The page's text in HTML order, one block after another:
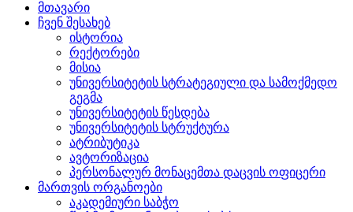
მთავარი
ჩვენ შესახებ
ისტორია
რექტორები
მისია
უნივერსიტეტის სტრატეგიული და სამოქმედო
გეგმა
უნივერსიტეტის წესდება
უნივერსიტეტის სტრუქტურა
ატრიბუტიკა
ავტორიზაცია
პერსონალურ მონაცემთა დაცვის ოფიცერი
მართვის ორგანოები
აკადემიური საბჭო